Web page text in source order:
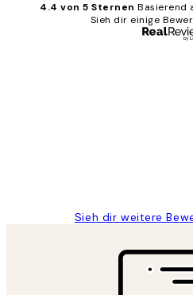
4.4 von 5 Sternen Basierend
Sieh dir einige
Sieh dir weitere